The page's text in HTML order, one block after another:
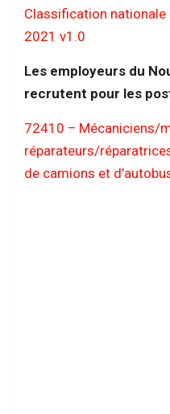
Classification
2021 v1.0
Les employeurs du
recrutent pour les
72410 – Mécaniciens/
réparateurs/
de camions et